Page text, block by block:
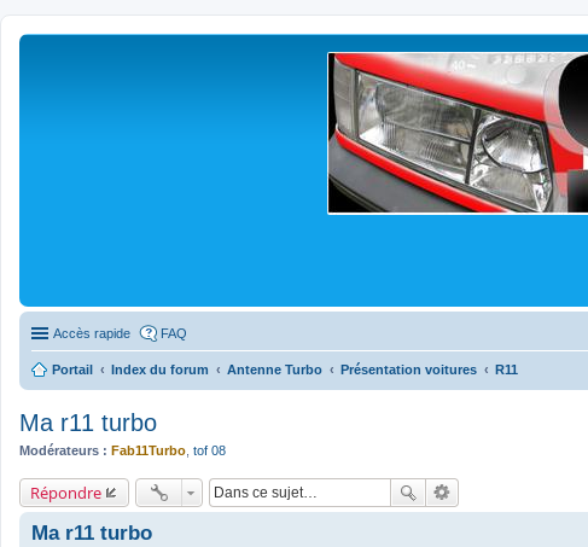
Accès rapide FAQ
Portail Index du forum Antenne Turbo Présentation voitures R11
Ma r11 turbo
Modérateurs : Fab11Turbo tof 08
Répondre
Ma r11 turbo